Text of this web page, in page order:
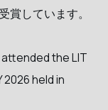
賞しています。
attended the LIT
2026 held in